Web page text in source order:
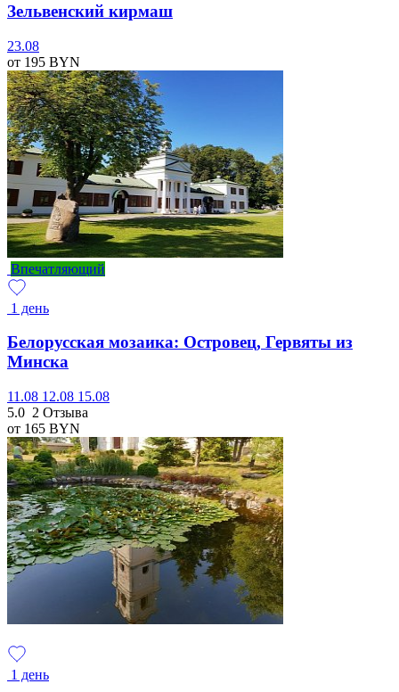
Зельвенский кирмаш
23.08
от 195 BYN
Впечатляющий
1 день
Белорусская мозаика: Островец, Гервяты из
Минска
11.08 12.08 15.08
5.0 2 Отзыва
от 165 BYN
1 день